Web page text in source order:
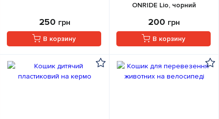
250 грн
В корзину
ONRIDE Lio, чорний
200 грн
В корзину